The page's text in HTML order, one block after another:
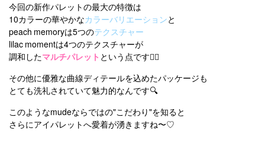
今回の新作パレットの最大の特徴は
10カラーの華やかなカラーバリエーションと
peach memoryは5つのテクスチャー
lilac momentは4つのテクスチャーが
調和したマルチパレット という点です☝🏻
その他に優雅な曲線ディテールを込めたパッケージも
とても洗礼されていて魅力的なんです🔍
このようなmudeならではの"こだわり"を知ると
さらにアイパレットへ愛着が湧きますね〜♡